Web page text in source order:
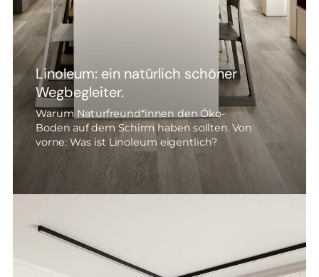
Linoleum: ein natürlich schöner
Wegbegleiter.
Warum Naturfreund*innen den Öko-
Boden auf dem Schirm haben sollten. Von
vorne: Was ist Linoleum eigentlich?